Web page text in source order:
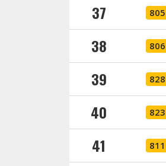
37 805
38 806
39 828
40 823
41 811